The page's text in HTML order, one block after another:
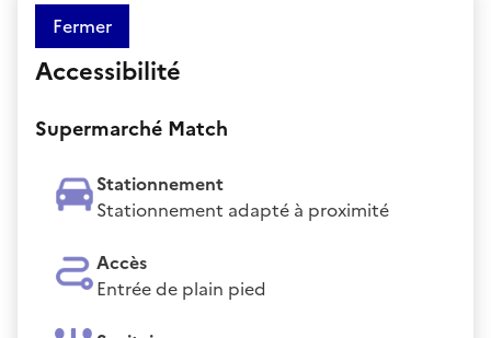
Fermer
Accessibilité
Supermarché Match
Stationnement
Stationnement adapté à proximité
Accès
Entrée de plain pied